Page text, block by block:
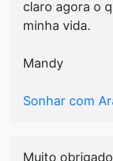
claro agora o
minha vida.
Mandy
Sonhar com
Muito